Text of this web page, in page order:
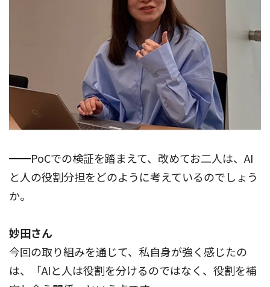
━━PoCでの検証を踏まえて、改めてお二人は、AI
と人の役割分担をどのように考えているのでしょう
か。
妙田さん
今回の取り組みを通じて、私自身が強く感じたの
は、「AIと人は役割を分けるのではなく、役割を補